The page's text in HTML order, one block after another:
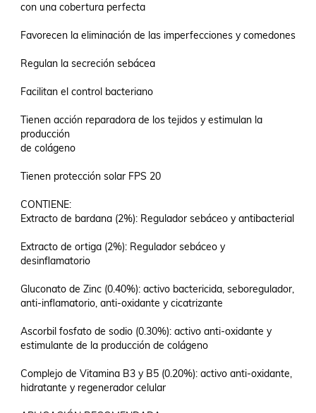
con una cobertura perfecta
Favorecen la eliminación de las imperfecciones y comedones
Regulan la secreción sebácea
Facilitan el control bacteriano
Tienen acción reparadora de los tejidos y estimulan la
producción
de colágeno
Tienen protección solar FPS 20
CONTIENE:
Extracto de bardana (2%): Regulador sebáceo y antibacterial
Extracto de ortiga (2%): Regulador sebáceo y
desinﬂamatorio
Gluconato de Zinc (0.40%): activo bactericida, seboregulador,
anti-inﬂamatorio, anti-oxidante y cicatrizante
Ascorbil fosfato de sodio (0.30%): activo anti-oxidante y
estimulante de la producción de colágeno
Complejo de Vitamina B3 y B5 (0.20%): activo anti-oxidante,
hidratante y regenerador celular